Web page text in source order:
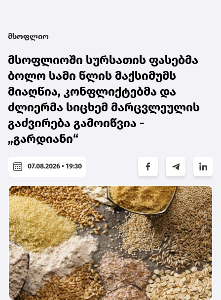
მსოფლიო
მსოფლიოში სურსათის ფასებმა
ბოლო სამი წლის მაქსიმუმს
მიაღწია, კონფლიქტებმა და
ძლიერმა სიცხემ მარცვლეულის
გაძვირება გამოიწვია -
„გარდიანი“
07.08.2026 • 19:30